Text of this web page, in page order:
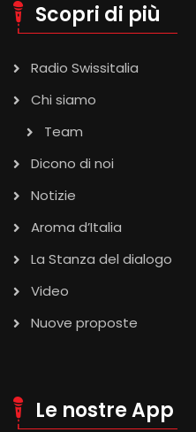
Scopri di più
Radio Swissitalia
Chi siamo
Team
Dicono di noi
Notizie
Aroma d’Italia
La Stanza del dialogo
Video
Nuove proposte
Le nostre App